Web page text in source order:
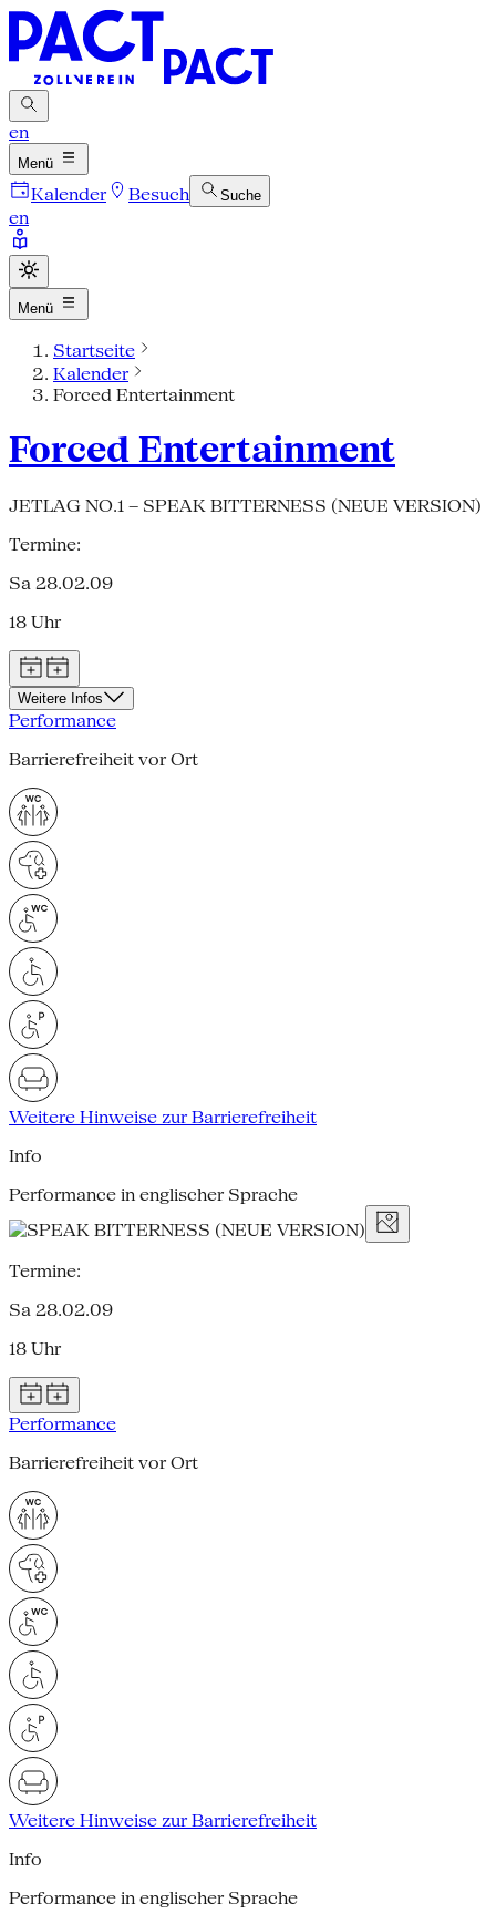
en
Menü
Kalender Besuch Suche
en
Menü
Startseite
Kalender
Forced Entertainment
Forced Entertainment
JETLAG NO.1 – SPEAK BITTERNESS (NEUE VERSION)
Termine:
Sa 28.02.09
18 Uhr
Weitere Infos
Performance
Barrierefreiheit vor Ort
Weitere Hinweise zur Barrierefreiheit
Info
Performance in englischer Sprache
Termine:
Sa 28.02.09
18 Uhr
Performance
Barrierefreiheit vor Ort
Weitere Hinweise zur Barrierefreiheit
Info
Performance in englischer Sprache